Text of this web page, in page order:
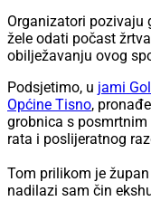
Organizatori pozivaju
žele odati počast
obilježavanju ovog
Podsjetimo, u jami
Općine Tisno,
grobnica s
rata i poslijeratnog
Tom prilikom je
nadilazi sam čin